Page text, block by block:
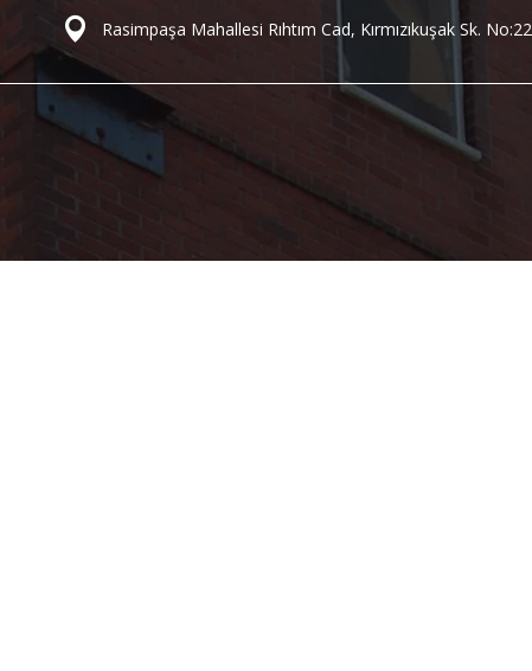
Rasimpaşa Mahallesi Rıhtım Cad, Kırmızıkuşak Sk. No:22